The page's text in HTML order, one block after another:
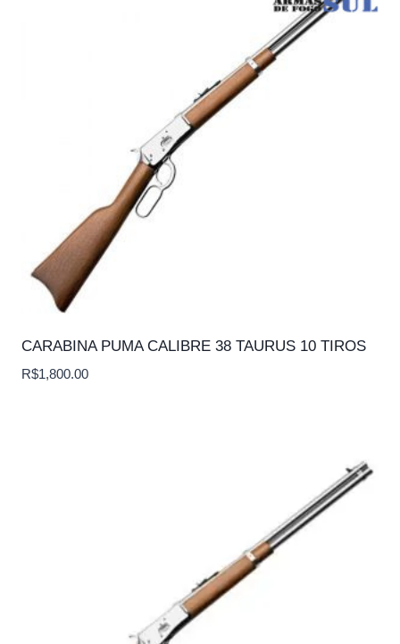
CARABINA PUMA CALIBRE 38 TAURUS 10 TIROS
R$1,800.00